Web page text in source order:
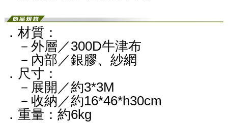
．材質：
－外層／300D牛津布
－內部／銀膠、紗網
．尺寸：
－展開／約3*3M
－收納／約16*46*h30cm
．重量：約6kg